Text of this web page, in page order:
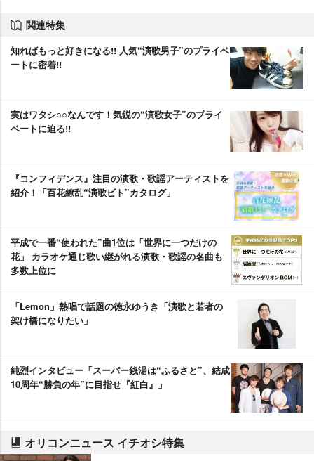
関連特集
知ればもっと好きになる!! 人気“演歌男子”のプライベ
ートに密着!!
実はワタシ○○なんです！気鋭の“演歌女子”のプライ
ベートに迫る!!
『コンフィデンス』注目の演歌・歌謡アーティストを
紹介！「百花繚乱“演歌ビト”カタログ」
平成で一番“使われた”曲1位は「世界に一つだけの
花」 カラオケ通じ歌い継がれる演歌・歌謡の名曲も
多数上位に
「Lemon」熱唱で話題の徳永ゆうき「演歌と若者の
架け橋になりたい」
純烈インタビュー「スーパー銭湯は“ふるさと”、結成
10周年“勝負の年”に目指せ『紅白』」
オリコンニュース イチオシ特集